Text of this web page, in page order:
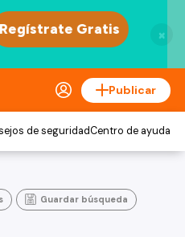
×
Publicar
de seguridadCentro de ayuda
Guardar búsqueda